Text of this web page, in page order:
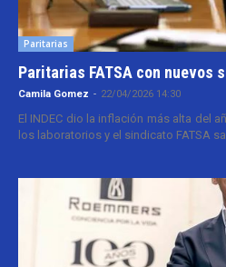
Paritarias
Paritarias FATSA con nuevos
Camila Gomez - 22/04/2026 14:30
El INDEC dio la inflación más alta del
los laboratorios y el sindicato FATSA